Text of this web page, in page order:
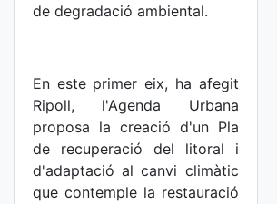
de degradació ambiental.
En este primer eix, ha afegit
Ripoll, l'Agenda Urbana
proposa la creació d'un Pla
de recuperació del litoral i
d'adaptació al canvi climàtic
que contemple la restauració